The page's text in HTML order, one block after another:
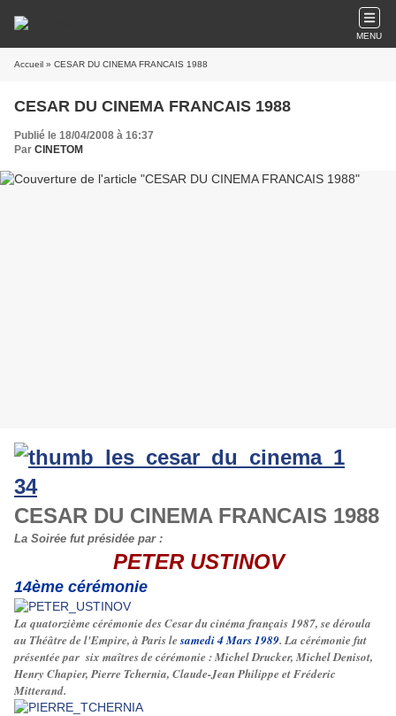
MENU
Accueil » CESAR DU CINEMA FRANCAIS 1988
CESAR DU CINEMA FRANCAIS 1988
Publié le 18/04/2008 à 16:37
Par CINETOM
CESAR DU CINEMA FRANCAIS 1988
La Soirée fut présidée par :
PETER USTINOV
14ème cérémonie
La quatorzième cérémonie des Cesar du cinéma français 1987, se déroula
au Théâtre de l'Empire, à Paris lesamedi 4 Mars 1989. La cérémonie fut
présentée par six maîtres de cérémonie : Michel Drucker, Michel Denisot,
Henry Chapier, Pierre Tchernia, Claude-Jean Philippe et Fréderic
Mitterand.